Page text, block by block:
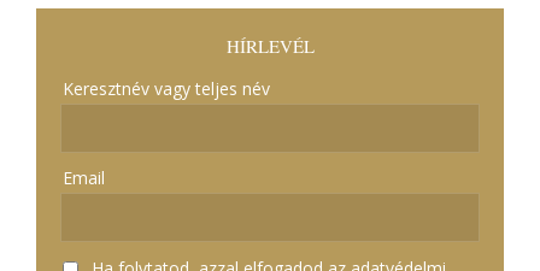
HÍRLEVÉL
Keresztnév vagy teljes név
Email